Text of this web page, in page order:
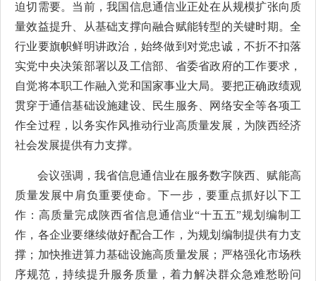
迫切需要。当前，我国信息通信业正处在从规模扩张向质
量效益提升、从基础支撑向融合赋能转型的关键时期。全
行业要旗帜鲜明讲政治，始终做到对党忠诚，不折不扣落
实党中央决策部署以及工信部、省委省政府的工作要求，
自觉将本职工作融入党和国家事业大局。要把正确政绩观
贯穿于通信基础设施建设、民生服务、网络安全等各项工
作全过程，以务实作风推动行业高质量发展，为陕西经济
社会发展提供有力支撑。
会议强调，我省信息通信业在服务数字陕西、赋能高
质量发展中肩负重要使命。下一步，要重点抓好以下工
作：高质量完成陕西省信息通信业“十五五”规划编制工
作，各企业要继续做好配合工作，为规划编制提供有力支
撑；加快推进算力基础设施高质量发展；严格强化市场秩
序规范，持续提升服务质量，着力解决群众急难愁盼问